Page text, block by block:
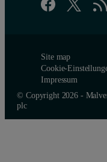
Site map
Cookie-
Impressum
© Copyright 2026 -
plc